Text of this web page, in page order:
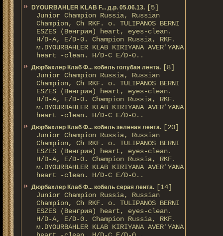
DYOURBAHLER KLAB F... д.р. 05.06.13. [5]
Junior Champion Russia, Russian
Champion, Ch RKF. о. TULIPANOS BERNI
ESZES (Венгрия) heart, eyes-clean.
H/D-A, E/D-0. Champion Russia, RKF.
м.DYOURBAHLER KLAB KIRIYANA AVER'YANA
heart -clean. H/D-С E/D-0..
Дюрбахлер Клаб Ф... кобель голубая лента. [8]
Junior Champion Russia, Russian
Champion, Ch RKF. о. TULIPANOS BERNI
ESZES (Венгрия) heart, eyes-clean.
H/D-A, E/D-0. Champion Russia, RKF.
м.DYOURBAHLER KLAB KIRIYANA AVER'YANA
heart -clean. H/D-С E/D-0..
Дюрбахлер Клаб Ф... кобель зеленая лента. [20]
Junior Champion Russia, Russian
Champion, Ch RKF. о. TULIPANOS BERNI
ESZES (Венгрия) heart, eyes-clean.
H/D-A, E/D-0. Champion Russia, RKF.
м.DYOURBAHLER KLAB KIRIYANA AVER'YANA
heart -clean. H/D-С E/D-0..
Дюрбахлер Клаб Ф... кобель серая лента. [14]
Junior Champion Russia, Russian
Champion, Ch RKF. о. TULIPANOS BERNI
ESZES (Венгрия) heart, eyes-clean.
H/D-A, E/D-0. Champion Russia, RKF.
м.DYOURBAHLER KLAB KIRIYANA AVER'YANA